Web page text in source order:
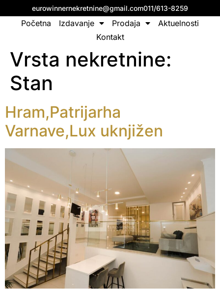
eurowinnernekretnine@gmail.com011/613-8259
Početna Izdavanje Prodaja
Aktuelnosti
Kontakt
Vrsta nekretnine:
Stan
Hram,Patrijarha
Varnave,Lux uknjižen